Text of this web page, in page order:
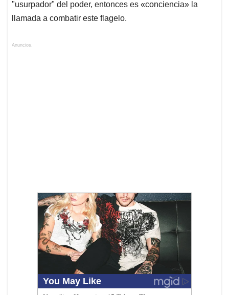
"usurpador" del poder, entonces es «conciencia» la
llamada a combatir este flagelo.
Anuncios.